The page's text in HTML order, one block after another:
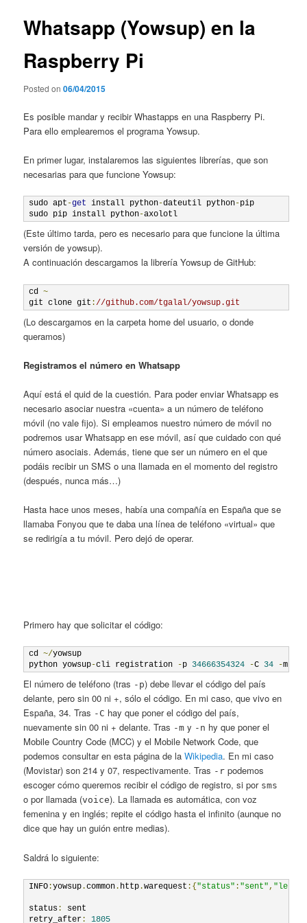
Whatsapp (Yowsup) en la
Raspberry Pi
Posted on06/04/2015
Es posible mandar y recibir Whastapps en una Raspberry Pi.
Para ello emplearemos el programa Yowsup.
En primer lugar, instalaremos las siguientes librerías, que son
necesarias para que funcione Yowsup:
sudo apt -get install python-dateutil python-pip
sudo pip install python-axolotl
(Este último tarda, pero es necesario para que funcione la última
versión de yowsup).
A continuación descargamos la librería Yowsup de GitHub:
cd ~
git clone git ://github.com/tgalal/yowsup.git
(Lo descargamos en la carpeta home del usuario, o donde
queramos)
Registramos el número en Whatsapp
Aquí está el quid de la cuestión. Para poder enviar Whatsapp es
necesario asociar nuestra «cuenta» a un número de teléfono
móvil (no vale fijo). Si empleamos nuestro número de móvil no
podremos usar Whatsapp en ese móvil, así que cuidado con qué
número asociais. Además, tiene que ser un número en el que
podáis recibir un SMS o una llamada en el momento del registro
(después, nunca más…)
Hasta hace unos meses, había una compañía en España que se
llamaba Fonyou que te daba una línea de teléfono «virtual» que
se redirigía a tu móvil. Pero dejó de operar.
Primero hay que solicitar el código:
cd ~/yowsup
python yowsup-cli registration -p 34666354324 -C 34 -m
El número de teléfono (tras -p) debe llevar el código del país
delante, pero sin 00 ni +, sólo el código. En mi caso, que vivo en
España, 34. Tras -C hay que poner el código del país,
nuevamente sin 00 ni + delante. Tras -m y -n hy que poner el
Mobile Country Code (MCC) y el Mobile Network Code, que
podemos consultar en esta página de laWikipedia. En mi caso
(Movistar) son 214 y 07, respectivamente. Tras -r podemos
escoger cómo queremos recibir el código de registro, si por sms
o por llamada (voice). La llamada es automática, con voz
femenina y en inglés; repite el código hasta el infinito (aunque no
dice que hay un guión entre medias).
Saldrá lo siguiente:
INFO :yowsup .common . http .warequest :{"status" : "sent" ,
status :
sent
retry_after : 1805